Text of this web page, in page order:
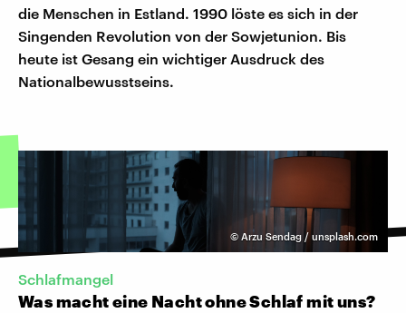
die Menschen in Estland. 1990 löste es sich in der
Singenden Revolution von der Sowjetunion. Bis
heute ist Gesang ein wichtiger Ausdruck des
Nationalbewusstseins.
© Arzu Sendag / unsplash.com
Schlafmangel
Was macht eine Nacht ohne Schlaf mit uns?